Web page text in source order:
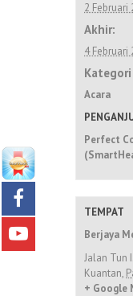
2 Februari
Akhir:
4 Februari
Kategori
Acara
Perfect
TEMPAT
Berjaya
Jalan Tun
Kuantan,
+ Google